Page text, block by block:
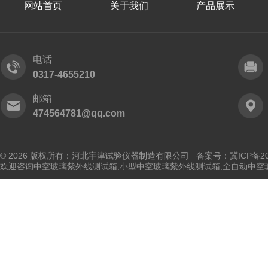
网站首页 关于我们 产品展示
电话
0317-4655210
邮箱
474564781@qq.com
© 2026 版权所有：河北宇津试验仪器制造有限公司 备案号：冀ICP备
欢迎咨询中空玻璃紫外线测试箱,小型中空玻璃紫外线测试箱,全自动中空